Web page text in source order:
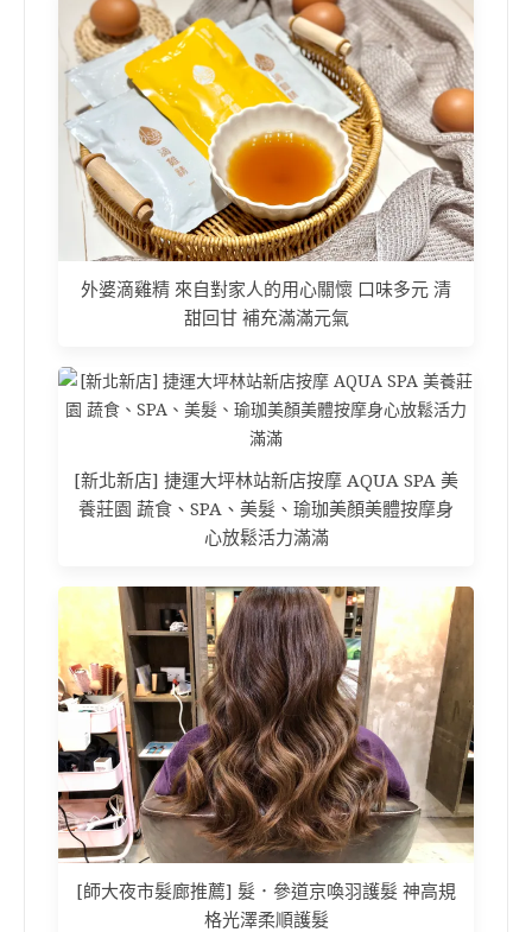
外婆滴雞精 來自對家人的用心關懷 口味多元 清
甜回甘 補充滿滿元氣
[新北新店] 捷運大坪林站新店按摩 AQUA SPA 美
養莊園 蔬食、SPA、美髮、瑜珈美顏美體按摩身
心放鬆活力滿滿
[師大夜市髮廊推薦] 髮．參道京喚羽護髮 神高規
格光澤柔順護髮